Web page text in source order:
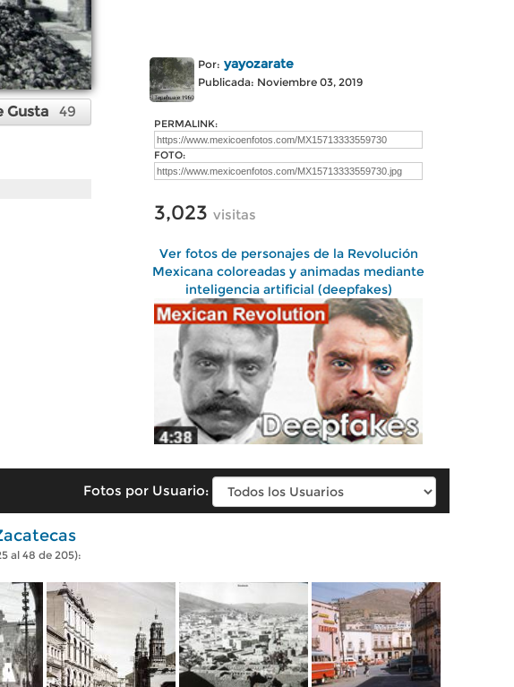
Gusta 49
Por: yayozarate
Publicada: Noviembre 03, 2019
PERMALINK:
FOTO:
3,023 visitas
Ver fotos de personajes de la Revolución
Mexicana coloreadas y animadas mediante
inteligencia artificial (deepfakes)
Fotos por Usuario:
al 48 de 205):